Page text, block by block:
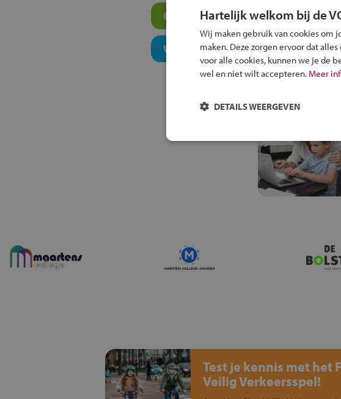
Overige algemeen onderwijs-
Welk niveau past bij jou?
Test je kennis met het
Veilig Verkeersspel!
Hartelijk welkom bij de
Wij maken gebruik van cookies om
maken. Deze zorgen ervoor dat
voor alle cookies, kunnen we je de
wel en niet wilt accepteren. Meer
DETAILS WEERGEVEN